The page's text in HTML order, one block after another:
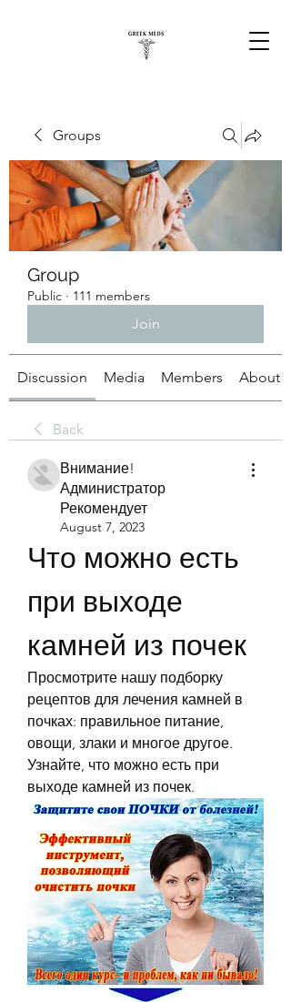
Groups
Group
Public · 111 members
Join
Discussion Media Members About
Back
Внимание!
Администратор
Рекомендует
August 7, 2023
Что можно есть
при выходе
камней из почек
Просмотрите нашу подборку
рецептов для лечения камней в
почках: правильное питание,
овощи, злаки и многое другое.
Узнайте, что можно есть при
выходе камней из почек.